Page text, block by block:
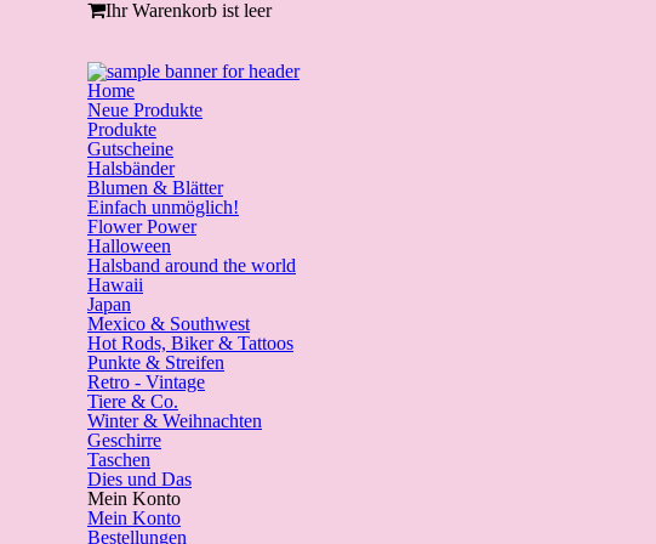
Ihr Warenkorb ist leer
Home
Neue Produkte
Produkte
Gutscheine
Halsbänder
Blumen & Blätter
Einfach unmöglich!
Flower Power
Halloween
Halsband around the world
Hawaii
Japan
Mexico & Southwest
Hot Rods, Biker & Tattoos
Punkte & Streifen
Retro - Vintage
Tiere & Co.
Winter & Weihnachten
Geschirre
Taschen
Dies und Das
Mein Konto
Mein Konto
Bestellungen